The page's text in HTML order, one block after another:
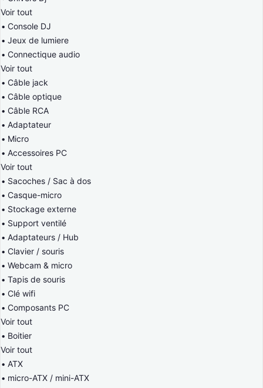
Voir tout
Console DJ
Jeux de lumiere
Connectique audio
Voir tout
Câble jack
Câble optique
Câble RCA
Adaptateur
Micro
Accessoires PC
Voir tout
Sacoches / Sac à dos
Casque-micro
Stockage externe
Support ventilé
Adaptateurs / Hub
Clavier / souris
Webcam & micro
Tapis de souris
Clé wifi
Composants PC
Voir tout
Boitier
Voir tout
ATX
micro-ATX / mini-ATX